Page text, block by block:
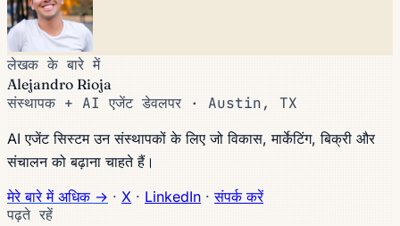
लेखक के बारे में
Alejandro Rioja
संस्थापक + AI एजेंट डेवलपर · Austin, TX
AI एजेंट सिस्टम उन संस्थापकों के लिए जो विकास, मार्केटिंग, बिक्री और
संचालन को बढ़ाना चाहते हैं।
मेरे बारे में अधिक → · X · LinkedIn · संपर्क करें
पढ़ते रहें